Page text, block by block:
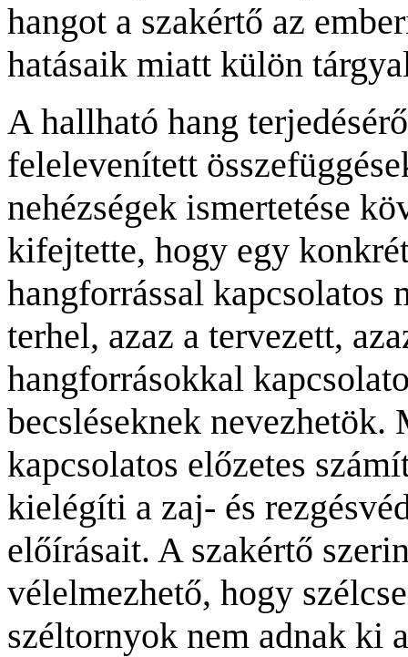
hangot a szakértő az
hatásaik miatt külön
A hallható hang
felelevenített
nehézségek ismertetése
kifejtette, hogy egy
hangforrással kapcsolatos
terhel, azaz a tervezett,
hangforrásokkal
becsléseknek
kapcsolatos előzetes
kielégíti a zaj- és
előírásait. A szakértő
vélelmezhető, hogy szé
széltornyok nem adnak ki